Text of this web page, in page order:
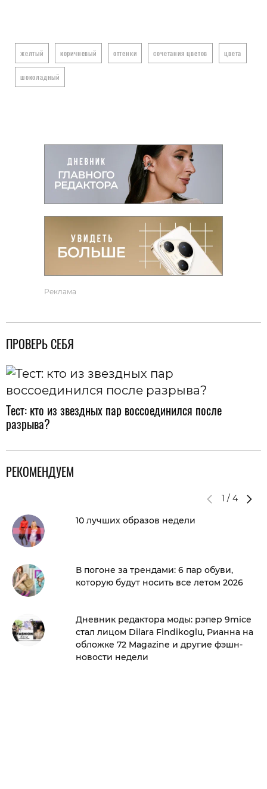
желтый коричневый оттенки сочетания цветов цвета
шоколадный
Реклама
ПРОВЕРЬ СЕБЯ
Тест: кто из звездных пар воссоединился после
разрыва?
РЕКОМЕНДУЕМ
1 / 4
10 лучших образов недели
В погоне за трендами: 6 пар обуви,
которую будут носить все летом 2026
Дневник редактора моды: рэпер 9mice
стал лицом Dilara Findikoglu, Рианна на
обложке 72 Magazine и другие фэшн-
новости недели